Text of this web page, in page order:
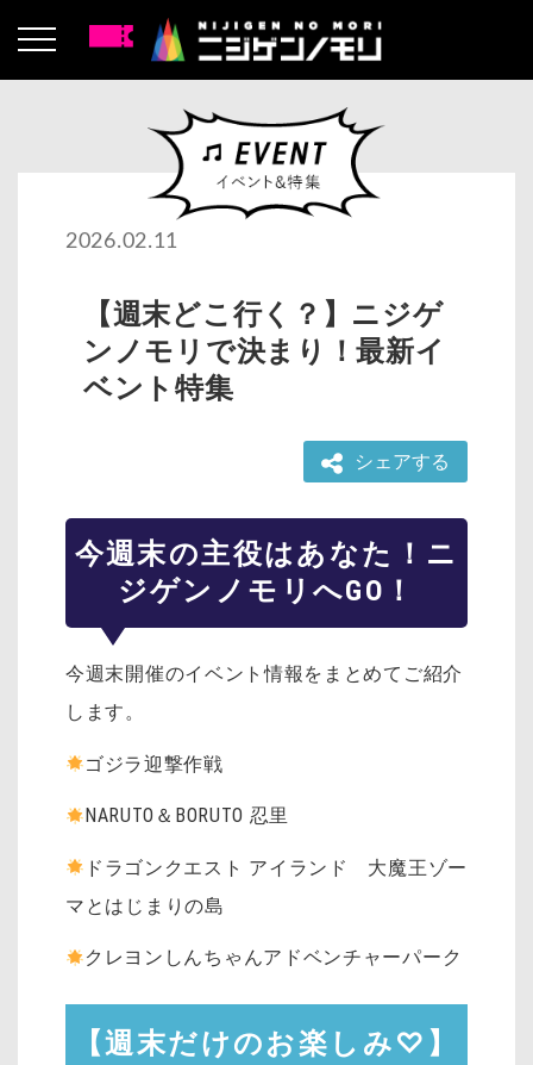
2026.02.11
【週末どこ行く？】ニジゲ
ンノモリで決まり！最新イ
ベント特集
シェアする
今週末の主役はあなた！ニ
ジゲンノモリへGO！
今週末開催のイベント情報をまとめてご紹介
します。
ゴジラ迎撃作戦
NARUTO＆BORUTO 忍里
ドラゴンクエスト アイランド 大魔王ゾー
マとはじまりの島
クレヨンしんちゃんアドベンチャーパーク
【週末だけのお楽しみ♡】